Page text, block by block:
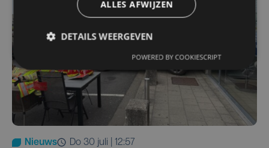
Nieuws
do 30 juli | 12:57
ALLES AFWIJZEN
DETAILS WEERGEVEN
POWERED BY COOKIESCRIPT